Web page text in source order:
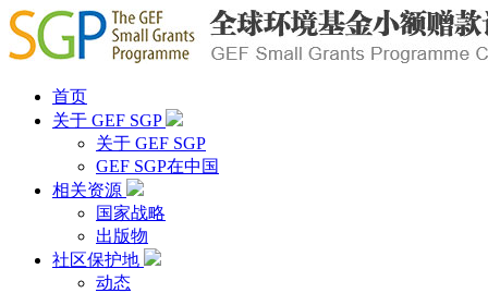
首页
关于 GEF SGP
关于 GEF SGP
GEF SGP在中国
相关资源
国家战略
出版物
社区保护地
动态